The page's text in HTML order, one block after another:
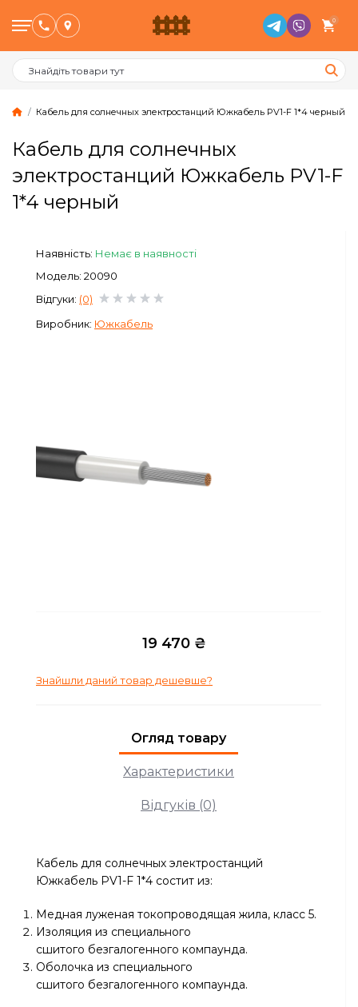
0
Птахівництво
Тваринництво
Опалювальне обладнання
Кабель для солнечных электростанций Южкабель PV1-F 1*4 черный
Кабель для солнечных
электростанций Южкабель PV1-F
1*4 черный
Наявність: Немає в наявності
Модель: 20090
Відгуки: (0)
Виробник: Южкабель
19 470 ₴
Знайшли даний товар дешевше?
Огляд товару
Характеристики
Відгуків (0)
Кабель для солнечных электростанций
Южкабель PV1-F 1*4 состит из:
Медная луженая токопроводящая жила, класс 5.
Изоляция из специального
сшитого безгалогенного компаунда.
Оболочка из специального
сшитого безгалогенного компаунда.